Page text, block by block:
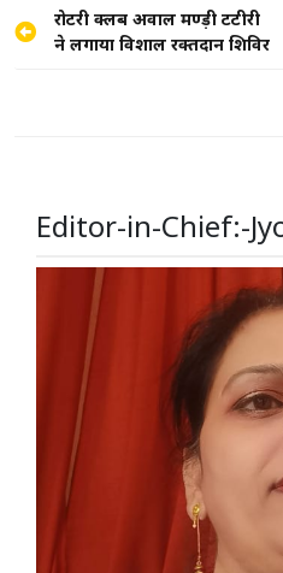
Post
navigation
रोटरी क्लब अग्रवाल मण्ड़ी टटीरी
ने लगाया विशाल रक्तदान शिविर
Editor-in-Chief:-